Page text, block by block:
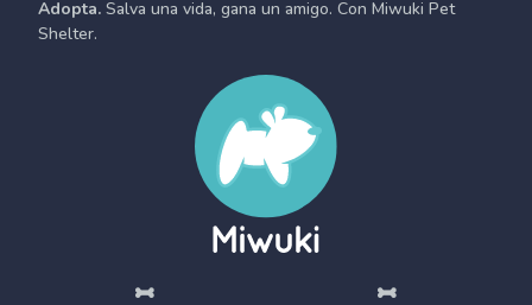
Adopta. Salva una vida, gana un amigo. Con Miwuki Pet
Shelter.